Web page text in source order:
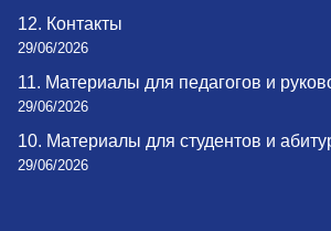
12. Контакты
29/06/2026
11. Материалы для педагогов и
29/06/2026
10. Материалы для студентов и
29/06/2026